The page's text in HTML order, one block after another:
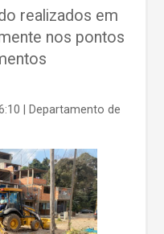
realizados em
nos pontos
| Departamento de